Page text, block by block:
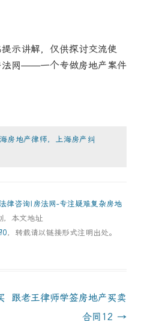
示讲解，仅供探讨交流使
法网——一个专做房地产案件
房地产律师，上海房产纠
律咨询|房法网-专注疑难复杂房地
，本文地址
，转载请以链接形式注明出处。
跟老王律师学签房地产买卖
合同12 →